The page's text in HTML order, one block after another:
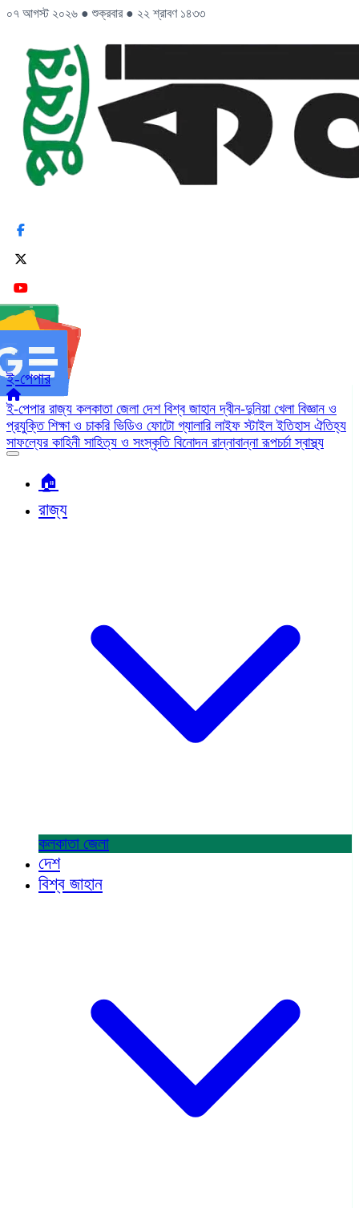
০৭ আগস্ট ২০২৬ ● শুক্রবার ● ২২ শ্রাবণ ১৪৩৩
ই-পেপার
ই-পেপার রাজ্য কলকাতা জেলা দেশ বিশ্ব জাহানদ্বীন-দুনিয়া খেলা বিজ্ঞান ও
প্রযুক্তি শিক্ষা ও চাকরি ভিডিও ফোটো গ্যালারি লাইফ স্টাইলইতিহাস ঐতিহ্য
সাফল্যের কাহিনী সাহিত্য ও সংস্কৃতি বিনোদন রান্নাবান্নারূপচর্চাস্বাস্থ্য
🏠︎
রাজ্য
কলকাতা জেলা
দেশ
বিশ্ব জাহান